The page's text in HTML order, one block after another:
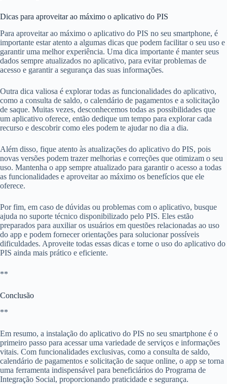
Dicas para aproveitar ao máximo o aplicativo do PIS
Para aproveitar ao máximo o aplicativo do PIS no seu smartphone, é
importante estar atento a algumas dicas que podem facilitar o seu uso e
garantir uma melhor experiência. Uma dica importante é manter seus
dados sempre atualizados no aplicativo, para evitar problemas de
acesso e garantir a segurança das suas informações.
Outra dica valiosa é explorar todas as funcionalidades do aplicativo,
como a consulta de saldo, o calendário de pagamentos e a solicitação
de saque. Muitas vezes, desconhecemos todas as possibilidades que
um aplicativo oferece, então dedique um tempo para explorar cada
recurso e descobrir como eles podem te ajudar no dia a dia.
Além disso, fique atento às atualizações do aplicativo do PIS, pois
novas versões podem trazer melhorias e correções que otimizam o seu
uso. Mantenha o app sempre atualizado para garantir o acesso a todas
as funcionalidades e aproveitar ao máximo os benefícios que ele
oferece.
Por fim, em caso de dúvidas ou problemas com o aplicativo, busque
ajuda no suporte técnico disponibilizado pelo PIS. Eles estão
preparados para auxiliar os usuários em questões relacionadas ao uso
do app e podem fornecer orientações para solucionar possíveis
dificuldades. Aproveite todas essas dicas e torne o uso do aplicativo do
PIS ainda mais prático e eficiente.
**
Conclusão
**
Em resumo, a instalação do aplicativo do PIS no seu smartphone é o
primeiro passo para acessar uma variedade de serviços e informações
vitais. Com funcionalidades exclusivas, como a consulta de saldo,
calendário de pagamentos e solicitação de saque online, o app se torna
uma ferramenta indispensável para beneficiários do Programa de
Integração Social, proporcionando praticidade e segurança.